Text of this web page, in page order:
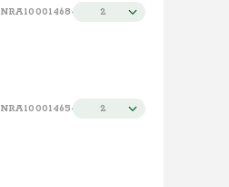
NRA100014684 2
NRA100014654 2